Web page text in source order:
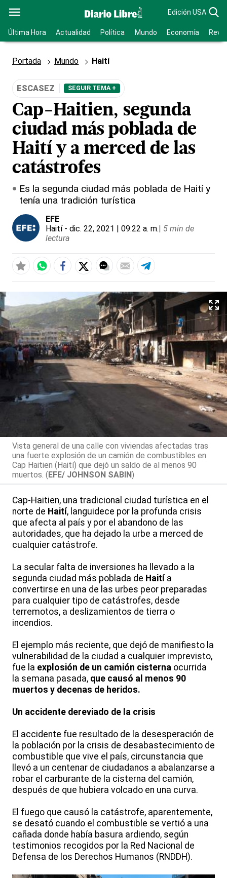
Edición USA
Última Hora Actualidad Política Mundo Economía
Portada Mundo Haití
ESCASEZ SEGUIR TEMA +
Cap-Haitien, segunda
ciudad más poblada de
Haití y a merced de las
catástrofes
Es la segunda ciudad más poblada de Haití y
tenía una tradición turística
EFE
Haití- dic. 22, 2021 | 09:22 a. m.| 5 min de
lectura
Vista general de una calle con viviendas afectadas tras
una fuerte explosión de un camión de combustibles en
Cap Haitien (Haití) que dejó un saldo de al menos 90
muertos. (EFE/ JOHNSON SABIN)
Cap-Haitien, una tradicional ciudad turística en el
norte de Haití, languidece por la profunda crisis
que afecta al país y por el abandono de las
autoridades, que ha dejado la urbe a merced de
cualquier catástrofe.
La secular falta de inversiones ha llevado a la
segunda ciudad más poblada de Haití a
convertirse en una de las urbes peor preparadas
para cualquier tipo de catástrofes, desde
terremotos, a deslizamientos de tierra o
incendios.
El ejemplo más reciente, que dejó de manifiesto la
vulnerabilidad de la ciudad a cualquier imprevisto,
fue la explosión de un camión cisterna ocurrida
la semana pasada, que causó al menos 90
muertos y decenas de heridos.
Un accidente dereviado de la crisis
El accidente fue resultado de la desesperación de
la población por la crisis de desabastecimiento de
combustible que vive el país, circunstancia que
llevó a un centenar de ciudadanos a abalanzarse a
robar el carburante de la cisterna del camión,
después de que hubiera volcado en una curva.
El fuego que causó la catástrofe, aparentemente,
se desató cuando el combustible se vertió a una
cañada donde había basura ardiendo, según
testimonios recogidos por la Red Nacional de
Defensa de los Derechos Humanos (RNDDH).